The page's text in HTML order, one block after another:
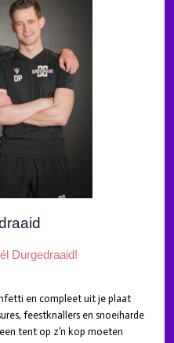
Durgedraaid!
en compleet uit je plaat
feestknallers en snoeiharde
tent op z’n kop moeten